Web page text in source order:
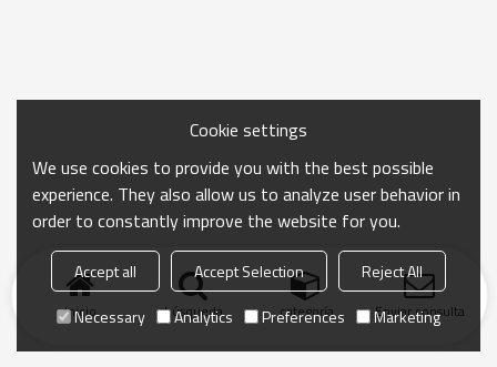
Inicio búsqueda categoría Enviar consulta
Cookie settings
We use cookies to provide you with the best possible
experience. They also allow us to analyze user behavior in
order to constantly improve the website for you.
Accept all Accept Selection
Reject All
Necessary
Analytics Preferences Marketing